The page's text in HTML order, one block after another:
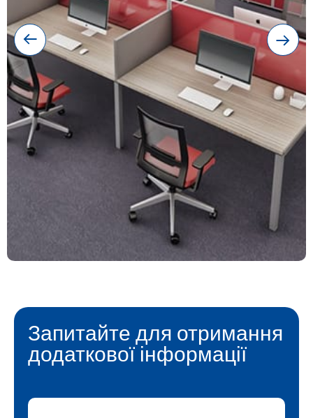
Запитайте для отримання
додаткової інформації